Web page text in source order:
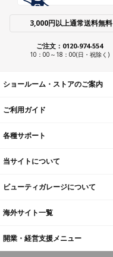
3,000円以上通常送料無料
ご注文：0120-974-554
10：00～18：00(日・祝除く)
ショールーム・ストアのご案内
ご利用ガイド
各種サポート
当サイトについて
ビューティガレージについて
海外サイト一覧
開業・経営支援メニュー